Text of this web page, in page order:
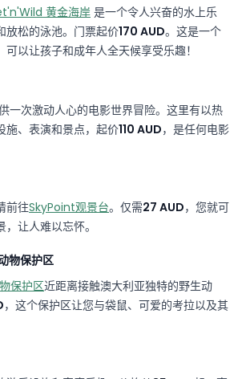
黄金海岸 是一个令人兴奋的水上乐
放松的泳池。门票起价170 AUD。这是一个
以让孩子和成年人全天候享受乐趣！
一次激动人心的电影世界冒险。这里有以热
施、表演和景点，起价110 AUD，是任何电影
前往SkyPoint观景台。仅需27 AUD，您就可
让人难以忘怀。
物保护区
保护区近距离接触澳大利亚独特的野生动
，这个保护区让您与袋鼠、可爱的考拉以及其